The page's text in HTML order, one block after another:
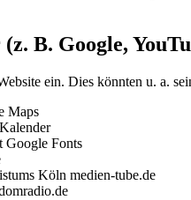
B. Google,
ein. Dies könnten u. a.
Maps
Google Fonts
Köln medien-tube.de